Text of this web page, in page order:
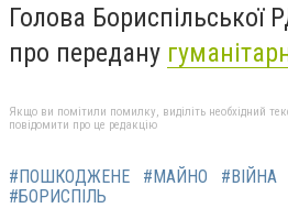
Голова Бориспільської
про передану
Якщо ви помітили помилку, виділіть необхідний
повідомити про це редакцію
#ПОШКОДЖЕНЕ #МАЙНО #ВІЙНА
#БОРИСПІЛЬ